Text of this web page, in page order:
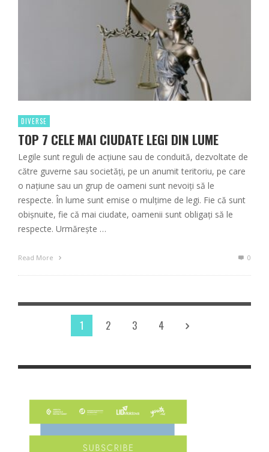
DIVERSE
TOP 7 CELE MAI CIUDATE LEGI DIN LUME
Legile sunt reguli de acțiune sau de conduită, dezvoltate de
către guverne sau societăți, pe un anumit teritoriu, pe care
o națiune sau un grup de oameni sunt nevoiți să le
respecte. În lume sunt emise o mulțime de legi. Fie că sunt
obișnuite, fie că mai ciudate, oamenii sunt obligați să le
respecte. Urmărește …
Read More 0
1 2 3 4